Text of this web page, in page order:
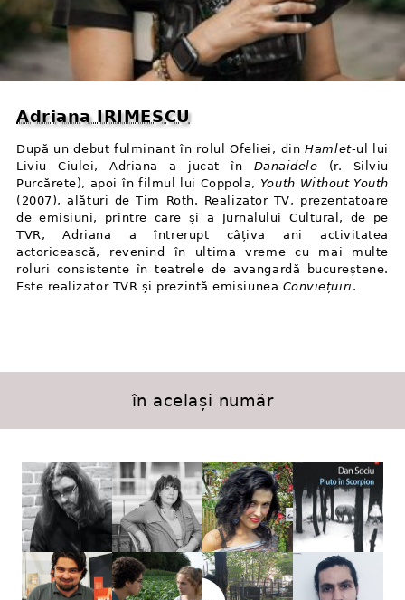
Adriana IRIMESCU
După un debut fulminant în rolul Ofeliei, dinHamlet-ul lui
Liviu Ciulei, Adriana a jucat în Danaidele (r. Silviu
Purcărete), apoi în filmul lui Coppola, Youth Without Youth
(2007), alături de Tim Roth. Realizator TV, prezentatoare
de emisiuni, printre care și a Jurnalului Cultural, de pe
TVR, Adriana a întrerupt câțiva ani activitatea
actoricească, revenind în ultima vreme cu mai multe
roluri consistente în teatrele de avangardă bucureștene.
Este realizator TVR și prezintă emisiunea Conviețuiri .
în același număr